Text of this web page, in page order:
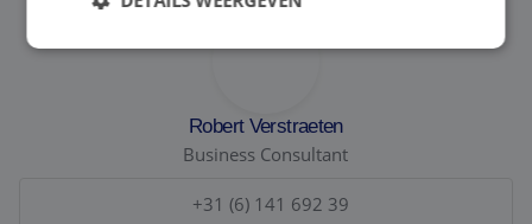
Robert Verstraeten
Business Consultant
+31 (6) 141 692 39